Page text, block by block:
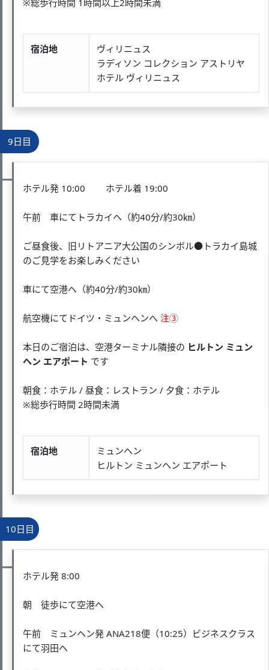
※総歩行時間 1時間以上2時間未満
宿泊地
ヴィリニュス
ラディソン コレクション アストリヤ
ホテル ヴィリニュス
9日目
ホテル発 10:00 ホテル着 19:00
午前 車にてトラカイヘ（約40分/約30㎞）
ご昼食後、旧リトアニア大公国のシンボル●トラカイ島城
のご見学をお楽しみください
車にて空港へ（約40分/約30㎞）
航空機にてドイツ・ミュンヘンへ 注③
本日のご宿泊は、空港ターミナル隣接の ヒルトン ミュン
ヘン エアポート です
朝食：ホテル / 昼食：レストラン / 夕食：ホテル
※総歩行時間 2時間未満
宿泊地
ミュンヘン
ヒルトン ミュンヘン エアポート
10日目
ホテル発 8:00
朝 徒歩にて空港へ
午前 ミュンヘン発 ANA218便（10:25）ビジネスクラス
にて羽田へ